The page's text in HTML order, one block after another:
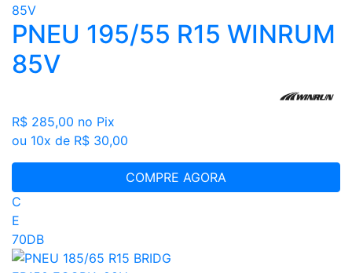
PNEU 195/55 R15 WINRUM
85V
R$ 285,00 no Pix
ou 10x de R$ 30,00
COMPRE AGORA
C
E
70DB